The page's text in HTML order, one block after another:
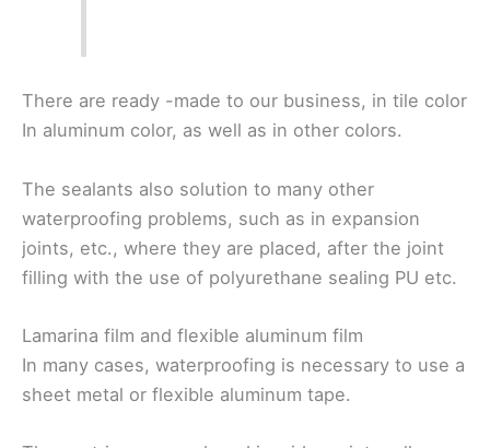
There are ready -made to our business, in tile color
In aluminum color, as well as in other colors.
The sealants also solution to many other
waterproofing problems, such as in expansion
joints, etc., where they are placed, after the joint
filling with the use of polyurethane sealing PU etc.
Lamarina film and flexible aluminum film
In many cases, waterproofing is necessary to use a
sheet metal or flexible aluminum tape.